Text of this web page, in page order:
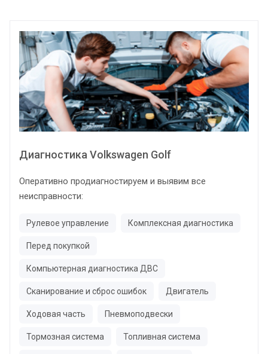
Диагностика Volkswagen Golf
Оперативно продиагностируем и выявим все
неисправности:
Рулевое управление Комплексная диагностика
Перед покупкой
Компьютерная диагностика ДВС
Сканирование и сброс ошибок Двигатель
Ходовая часть Пневмоподвески
Тормозная система Топливная система